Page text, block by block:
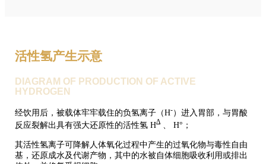
活性氢产生示意
DIAGRAM OF PRODUCTION OF ACTIVE
HYDROGEN
经饮用后，被载体牢牢载住的负氢离子（H-）进入胃部，与胃酸
反应裂解出具有强大还原性的活性氢 H∆ 、 H°；
其活性氢离子可降解人体氧化过程中产生的过氧化物与毒性自由
基，还原成水及代谢产物，其中的水被自体细胞吸收利用或排出